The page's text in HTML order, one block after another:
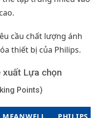
cầu chất lượng ánh
thiết bị của Philips.
xuất Lựa chọn
Points)